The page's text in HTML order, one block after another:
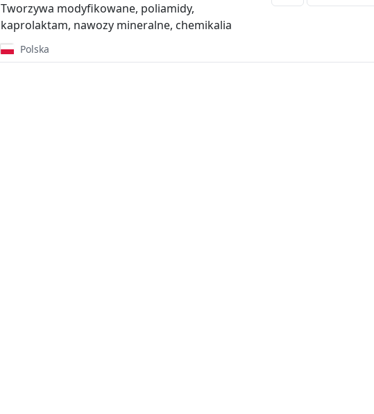
Tworzywa modyfikowane, poliamidy,
kaprolaktam, nawozy mineralne, chemikalia
Polska